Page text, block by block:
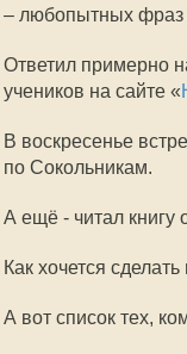
– любопытных фраз
Ответил примерно
учеников на сайте «
В воскресенье
по Сокольникам.
А ещё - читал
Как хочется
А вот список тех,